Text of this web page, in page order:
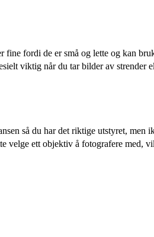
fordi de er små og lette og kan
viktig når du tar bilder av
så du har det riktige utstyret,
velge ett objektiv å fotografere